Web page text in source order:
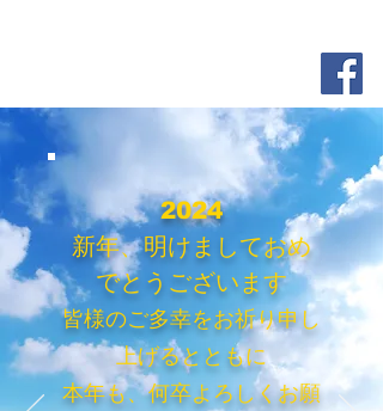
2024
新年、明けましておめ
でとうございます
皆様のご多幸をお祈り申し
上げるとともに
本年も、何卒よろしくお願